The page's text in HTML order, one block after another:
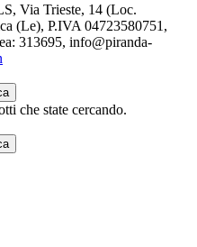
Via Trieste, 14 (Loc.
(Le), P.IVA 04723580751,
313695, info@piranda-
che state cercando.